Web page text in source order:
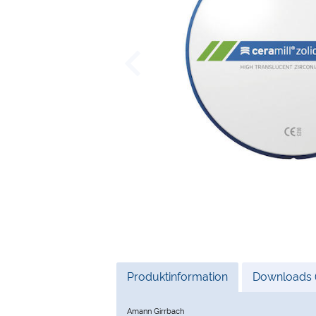
Current
Produktinformation Downloads
Amann Girrbach